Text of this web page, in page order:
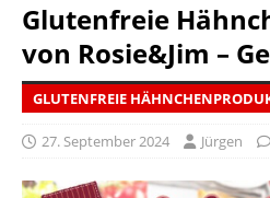
Glutenfreie
von Rosie&Jim –
GLUTENFREIE
27. September 2024 Jürgen